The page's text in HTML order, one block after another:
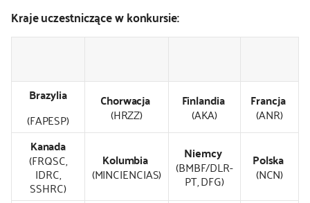
Kraje uczestniczące w konkursie:
Brazylia
(FAPESP)
Chorwacja
(HRZZ)
Finlandia
(AKA)
Francja
(ANR)
Kanada
(FRQSC,
IDRC,
SSHRC)
Kolumbia
(MINCIENCIAS)
Niemcy
(BMBF/DLR-
PT, DFG)
Polska
(NCN)